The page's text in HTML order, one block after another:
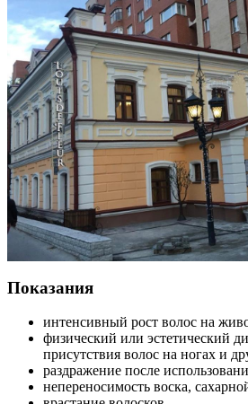
Показания
интенсивный рост волос на
физический или эстетический
присутствия волос на ногах и
раздражение после
непереносимость воска,